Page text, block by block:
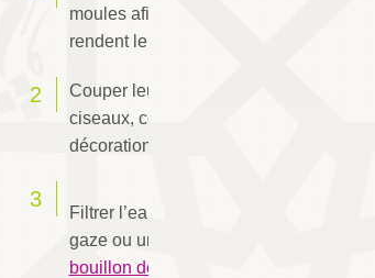
moules afin qu’elles s’ouvrent et qu’elles
rendent leur eau.
Couper leur barbe à l’aide d’une paire
ciseaux, conserver quelques pièces
décoration et dé-coquiller le reste.
Filtrer l’eau rendue des moules à
gaze ou une passoire et l’incorporer au
bouillon de crevettes